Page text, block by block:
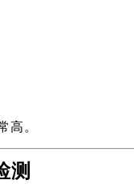
高。
测